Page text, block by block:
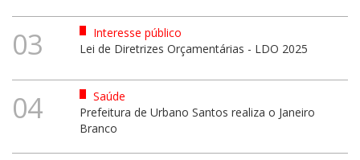
03
Interesse público
Lei de Diretrizes Orçamentárias - LDO 2025
04
Saúde
Prefeitura de Urbano Santos realiza o Janeiro
Branco